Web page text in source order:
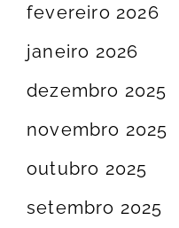
fevereiro 2026
janeiro 2026
dezembro 2025
novembro 2025
outubro 2025
setembro 2025